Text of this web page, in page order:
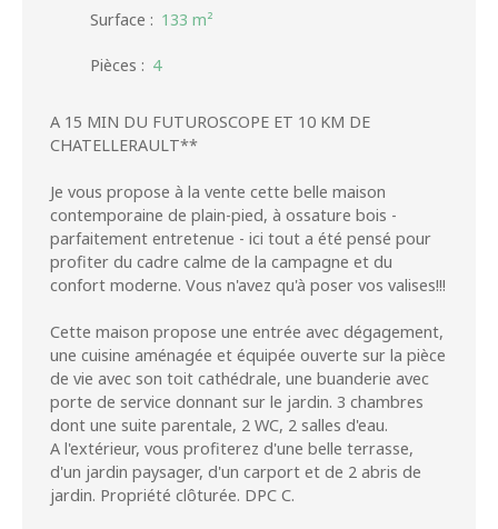
Surface : 133 m²
Pièces : 4
A 15 MIN DU FUTUROSCOPE ET 10 KM DE
CHATELLERAULT**
Je vous propose à la vente cette belle maison
contemporaine de plain-pied, à ossature bois -
parfaitement entretenue - ici tout a été pensé pour
profiter du cadre calme de la campagne et du
confort moderne. Vous n'avez qu'à poser vos valises!!!
Cette maison propose une entrée avec dégagement,
une cuisine aménagée et équipée ouverte sur la pièce
de vie avec son toit cathédrale, une buanderie avec
porte de service donnant sur le jardin. 3 chambres
dont une suite parentale, 2 WC, 2 salles d'eau.
A l'extérieur, vous profiterez d'une belle terrasse,
d'un jardin paysager, d'un carport et de 2 abris de
jardin. Propriété clôturée. DPC C.